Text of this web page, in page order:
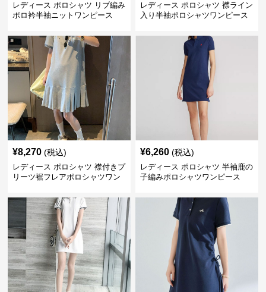
レディース ポロシャツ リブ編み
ポロ衿半袖ニットワンピース
レディース ポロシャツ 襟ライン
入り半袖ポロシャツワンピース
¥8,270 (税込)
レディース ポロシャツ 襟付きプ
リーツ裾フレアポロシャツワン
¥6,260 (税込)
レディース ポロシャツ 半袖鹿の
子編みポロシャツワンピース